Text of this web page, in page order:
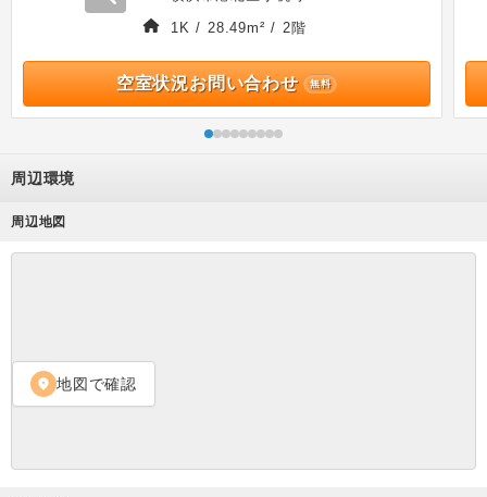
1K / 28.49m² / 2階
空室状況お問い合わせ 無料
周辺環境
周辺地図
location_on 地図で確認